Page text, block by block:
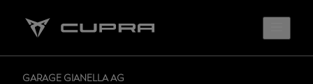
GARAGE GIANELLA AG